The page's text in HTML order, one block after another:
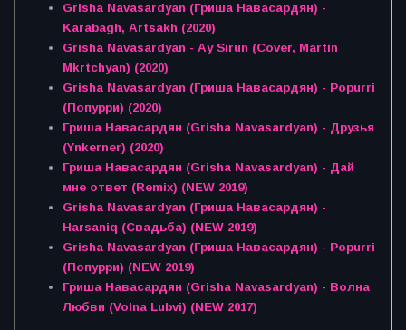
Grisha Navasardyan (Гриша Навасардян) -
Karabagh, Artsakh (2020)
Grisha Navasardyan - Ay Sirun (Cover, Martin
Mkrtchyan) (2020)
Grisha Navasardyan (Гриша Навасардян) - Popurri
(Попурри) (2020)
Гриша Навасардян (Grisha Navasardyan) - Друзья
(Ynkerner) (2020)
Гриша Навасардян (Grisha Navasardyan) - Дай
мне ответ (Remix) (NEW 2019)
Grisha Navasardyan (Гриша Навасардян) -
Harsaniq (Свадьба) (NEW 2019)
Grisha Navasardyan (Гриша Навасардян) - Popurri
(Попурри) (NEW 2019)
Гриша Навасардян (Grisha Navasardyan) - Волна
Любви (Volna Lubvi) (NEW 2017)